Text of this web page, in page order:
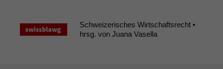
springen
Schweizerisches Wirtschaftsrecht •
hrsg. von Juana Vasella